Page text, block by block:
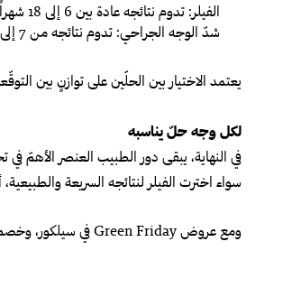
الفيلر: تدوم نتائجه عادة بين 6 إلى 18 شهراً بحسب نوع المادة وموقع الحقن، ويحتاج إلى جلسات متابعة دورية.
شدّ الوجه الجراحي: تدوم نتائجه من 7 إلى 10 سنوات، لكنه يتطلّب فترة تعافٍ أطول واستعداداً جراحياً كاملاً.
يعتمد الاختيار بين الحلّين على توازنٍ بين
لكل وجه حلّ يناسبه
في النهاية، يبقى دور الطبيب العنصر الأهمّ في
سواء اخترت الفيلر لنتائجه السريعة
ومع عروض Green Friday في سيلكور، وخصم 30% على الفيلر، يمكنك حجز استشارتك الآن مع فريق الأطباء المتخصّصين واختيار الحلّ الأنسب لك براحة بثقة واطمئنان.